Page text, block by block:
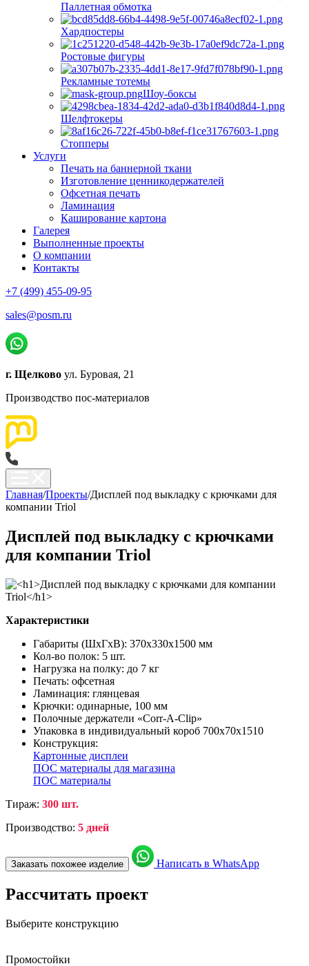
Паллетная обмотка
Хардпостеры
Ростовые фигуры
Рекламные тотемы
Шоу-боксы
Шелфтокеры
Стопперы
Услуги
Печать на баннерной ткани
Изготовление ценникодержателей
Офсетная печать
Ламинация
Каширование картона
Галерея
Выполненные проекты
О компании
Контакты
+7 (499) 455-09-95
sales@posm.ru
г. Щелково ул. Буровая, 21
Производство пос-материалов
Главная/Проекты/Дисплей под выкладку с крючками для
компании Triol
Дисплей под выкладку с крючками
для компании Triol
Характеристики
Габариты (ШхГхВ): 370х330х1500 мм
Кол-во полок: 5 шт.
Нагрузка на полку: до 7 кг
Печать: офсетная
Ламинация: глянцевая
Крючки: одинарные, 100 мм
Полочные держатели «Corr-A-Clip»
Упаковка в индивидуальный короб 700х70х1510
Конструкция:
Картонные дисплеи
ПОС материалы для магазина
ПОС материалы
Тираж: 300 шт.
Производство: 5 дней
Заказать похожее изделие Написать в WhatsApp
Рассчитать проект
Выберите конструкцию
Промостойки